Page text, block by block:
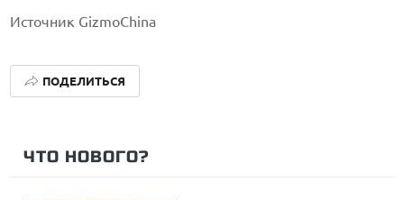
Источник GizmoChina
ПОДЕЛИТЬСЯ
ЧТО НОВОГО?